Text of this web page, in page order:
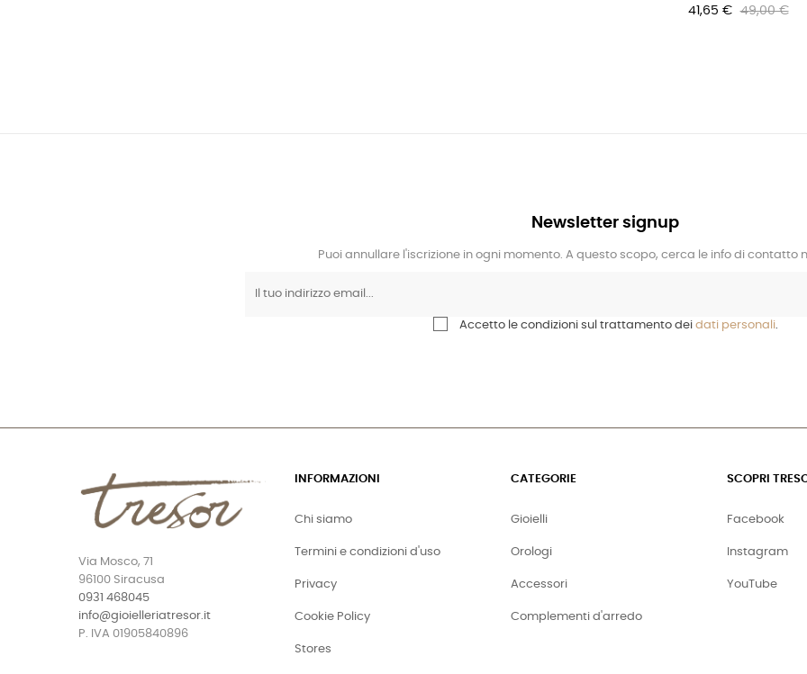
41,65 € 49,00 €
Newsletter signup
Puoi annullare l'iscrizione in ogni momento. A questo scopo, cerca le info di contatto
Accetto le condizioni sul trattamento dei dati personali.
Via Mosco, 71
96100 Siracusa
0931 468045
info@gioielleriatresor.it
P. IVA 01905840896
INFORMAZIONI
Chi siamo
Termini e condizioni d'uso
Privacy
Cookie Policy
Stores
CATEGORIE
Gioielli
Orologi
Accessori
Complementi d'arredo
SCOPRI
Facebook
Instagram
YouTube